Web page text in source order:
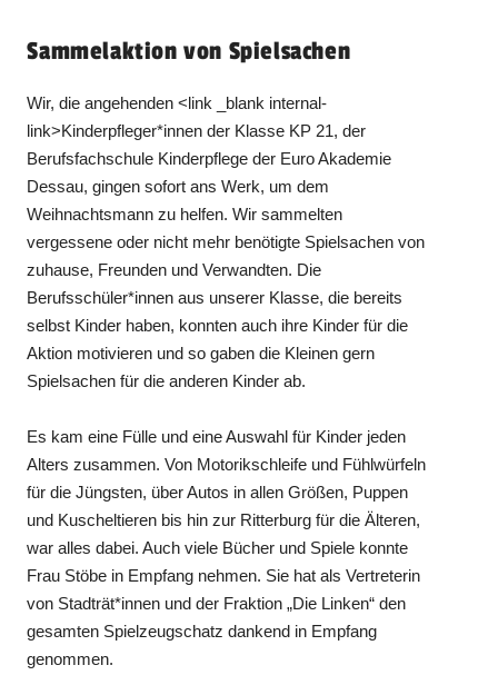
Sammelaktion von Spielsachen
Wir, die angehenden <link _blank internal-
link>Kinderpfleger*innen der Klasse KP 21, der
Berufsfachschule Kinderpflege der Euro Akademie
Dessau, gingen sofort ans Werk, um dem
Weihnachtsmann zu helfen. Wir sammelten
vergessene oder nicht mehr benötigte Spielsachen von
zuhause, Freunden und Verwandten. Die
Berufsschüler*innen aus unserer Klasse, die bereits
selbst Kinder haben, konnten auch ihre Kinder für die
Aktion motivieren und so gaben die Kleinen gern
Spielsachen für die anderen Kinder ab.
Es kam eine Fülle und eine Auswahl für Kinder jeden
Alters zusammen. Von Motorikschleife und Fühlwürfeln
für die Jüngsten, über Autos in allen Größen, Puppen
und Kuscheltieren bis hin zur Ritterburg für die Älteren,
war alles dabei. Auch viele Bücher und Spiele konnte
Frau Stöbe in Empfang nehmen. Sie hat als Vertreterin
von Stadträt*innen und der Fraktion „Die Linken“ den
gesamten Spielzeugschatz dankend in Empfang
genommen.